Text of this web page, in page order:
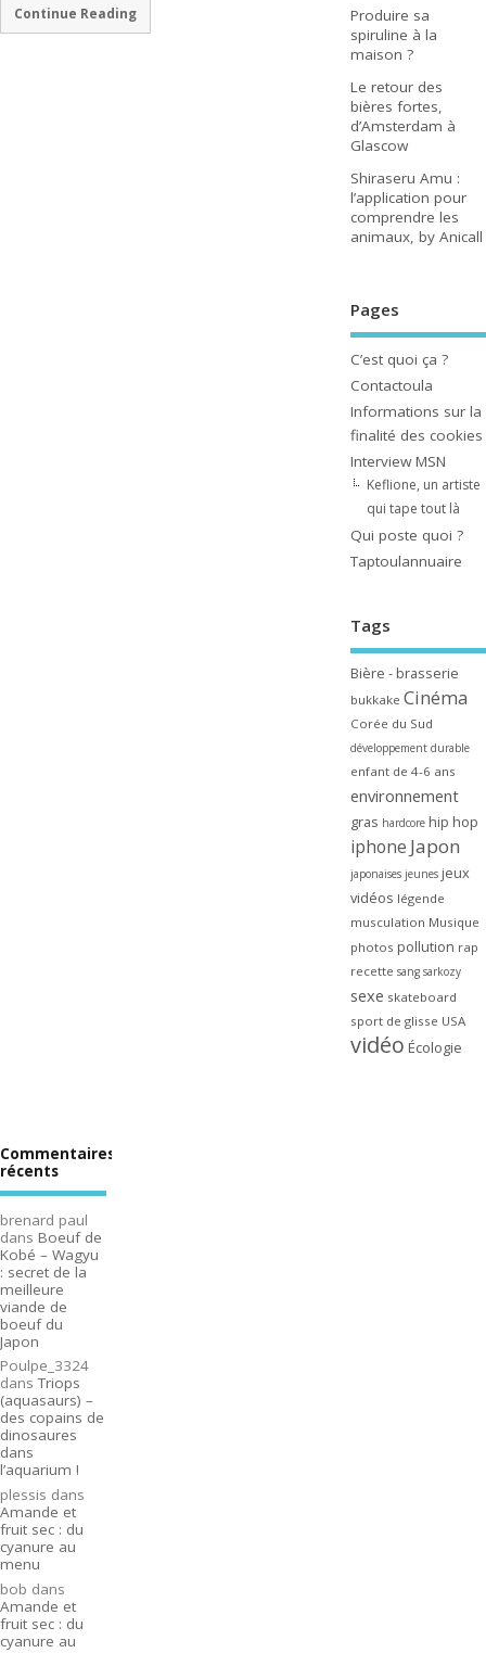
Continue Reading
Produire sa
spiruline à la
maison ?
Le retour des
bières fortes,
d’Amsterdam à
Glascow
Shiraseru Amu :
l’application pour
comprendre les
animaux, by Anicall
Pages
C’est quoi ça ?
Contactoula
Informations sur la
finalité des cookies
Interview MSN
Keflione, un artiste
qui tape tout là
Qui poste quoi ?
Taptoulannuaire
Tags
Bière - brasserie
bukkake Cinéma
Corée du Sud
développement durable
enfant de 4-6 ans
environnement
gras hardcore hip hop
iphone Japon
japonaises jeunes jeux
vidéos légende
musculation Musique
photos pollution rap
recette sang sarkozy
sexe skateboard
sport de glisse USA
vidéo Écologie
Commentaires
récents
brenard paul
dans Boeuf de
Kobé – Wagyu
: secret de la
meilleure
viande de
boeuf du
Japon
Poulpe_3324
dansTriops
(aquasaurs) –
des copains de
dinosaures
dans
l’aquarium !
plessis dans
Amande et
fruit sec : du
cyanure au
menu
bob dans
Amande et
fruit sec : du
cyanure au